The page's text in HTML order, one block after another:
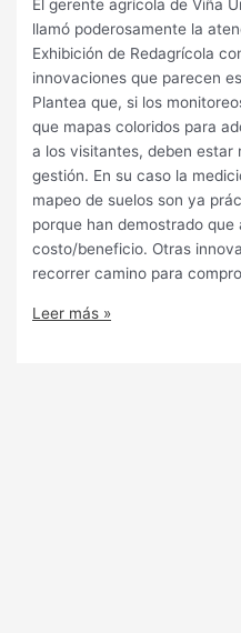
El gerente agrícola de Viña
llamó poderosamente la
Exhibición de Redagrícola
innovaciones que parecen
Plantea que, si los
que mapas coloridos para
a los visitantes, deben estar
gestión. En su caso la
mapeo de suelos son ya
porque han demostrado
costo/beneficio. Otras
recorrer camino para
Leer más »